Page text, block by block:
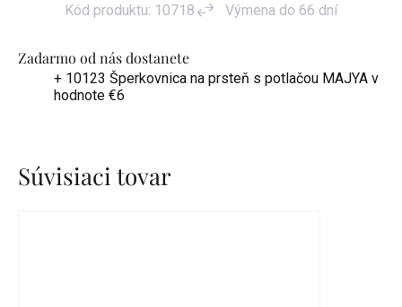
Zadarmo od nás dostanete
+ 10123 Šperkovnica na prsteň s potlačou MAJYA v
hodnote €6
Kód produktu: 10718 Výmena do 66 dní
Súvisiaci tovar